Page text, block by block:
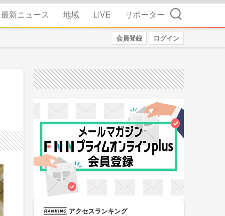
最新ニュース 地域 LIVE リポーター 検索
会員登録 ログイン
アクセスランキング